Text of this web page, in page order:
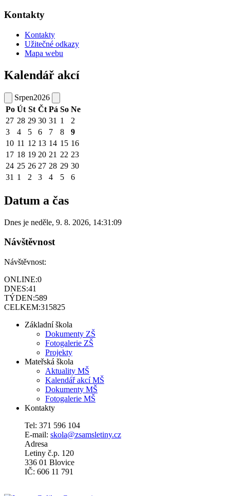
Kontakty
Kontakty
Užitečné odkazy
Mapa webu
Kalendář akcí
Srpen2026
Po Út St Čt Pá So Ne
27 28 29 30 31 1
2
3
4 5 6 7 8
9
10 11 12 13 14 15 16
17 18 19 20 21 22 23
24 25 26 27 28 29 30
31 1 2 3 4 5 6
Datum a čas
Dnes je neděle, 9. 8. 2026, 14:31:09
Návštěvnost
Návštěvnost:
ONLINE:0
DNES:41
TÝDEN:589
CELKEM:315825
Základní škola
Dokumenty ZŠ
Fotogalerie ZŠ
Projekty
Mateřská škola
Aktuality MŠ
Kalendář akcí MŠ
Dokumenty MŠ
Fotogalerie MŠ
Kontakty
Tel: 371 596 104
E-mail: skola@zsamsletiny.cz
Adresa
Letiny č.p. 120
336 01 Blovice
IČ: 606 11 791